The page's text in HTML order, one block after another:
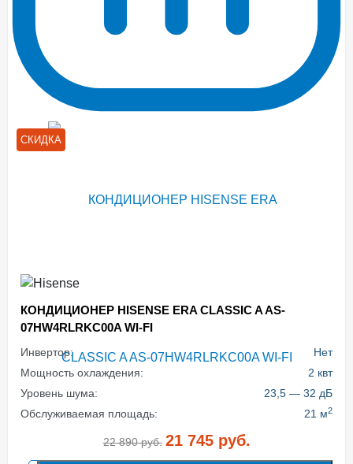
СКИДКА
КОНДИЦИОНЕР HISENSE ERA CLASSIC A AS-
07HW4RLRKC00A WI-FI
Инвертор:
Нет
Мощность охлаждения:
2 квт
Уровень шума:
23,5 — 32 дБ
Обслуживаемая площадь:
21 м2
22 890руб. 21 745руб.